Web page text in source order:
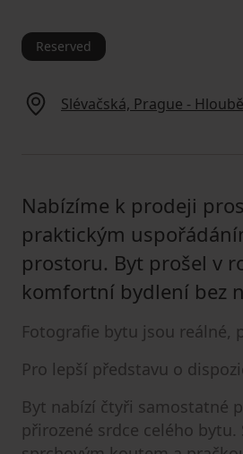
Reserved
Slévačská, Prague -
Nabízíme k prodeji
praktickým
prostoru. Byt prošel v
komfortní bydlení bez
Fotografie bytu jsou reálné,
Pro lepší představu o
Byt nabízí čtyři samostatné
přirozené srdce celého